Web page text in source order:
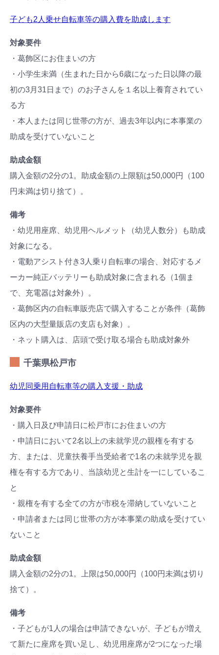
子ども2人乗せ自転車等の購入費を助成します
対象要件
・葛飾区にお住まいの方
・小学生未満（生まれた日から6歳になった日以降の最
初の3月31日まで）のお子さんを１名以上養育されてい
る方
・本人または同じ世帯の方が、過去3年以内に本事業の
助成を受けていないこと
助成金額
購入金額の2分の1。助成金額の上限額は50,000円（100
円未満は切り捨て）。
備考
・幼児用座席、幼児用ヘルメット（幼児人数分）も助成
対象になる。
・電動アシスト付き3人乗り自転車の場合、対応するメ
ーカー純正バッテリーも助成対象に含まれる（1個ま
で、充電器は対象外）。
・葛飾区内の自転車販売店で購入することが条件（葛飾
区内の大型量販店の支店も対象）。
・ネット購入は、店頭で受け取る場合も助成対象外
千葉県松戸市
幼児同乗用自転車等の購入支援・助成
対象要件
・購入日及び申請日に松戸市にお住まいの方
・申請日において2名以上の未就学児の親権を有する
方、または、児童扶養手当受給者で1名の未就学児を親
権を有する方であり、当該幼児と生計を一にしているこ
と
・親権を有する全ての方が市税を滞納していないこと
・申請者または同じ世帯の方が本事業の助成を受けてい
ないこと
助成金額
購入金額の2分の1。上限は50,000円（100円未満は切り
捨て）。
備考
・子どもが1人の場合は申請できないが、子どもが増え
て新たに座席を買い足し、幼児用座席が2つになった場